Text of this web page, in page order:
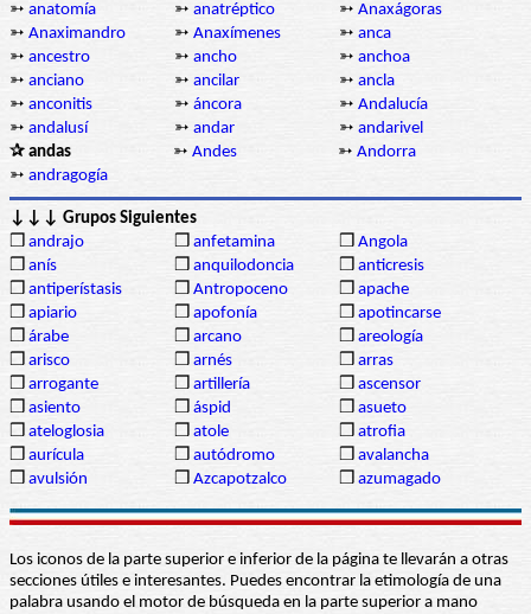
➳ anatomía ➳ anatréptico ➳ Anaxágoras
➳ Anaximandro ➳ Anaxímenes ➳ anca
➳ ancestro ➳ ancho ➳ anchoa
➳ anciano ➳ ancilar ➳ ancla
➳ anconitis ➳ áncora ➳ Andalucía
➳ andalusí ➳ andar ➳ andarivel
✰ andas
➳ Andes ➳ Andorra
➳ andragogía
↓↓↓ Grupos Siguientes
❒ andrajo ❒ anfetamina ❒ Angola
❒ anís ❒ anquilodoncia ❒ anticresis
❒ antiperístasis ❒ Antropoceno ❒ apache
❒ apiario ❒ apofonía ❒ apotincarse
❒ árabe ❒ arcano ❒ areología
❒ arisco ❒ arnés ❒ arras
❒ arrogante ❒ artillería ❒ ascensor
❒ asiento ❒ áspid ❒ asueto
❒ ateloglosia ❒ atole ❒ atrofia
❒ aurícula ❒ autódromo ❒ avalancha
❒ avulsión ❒ Azcapotzalco ❒ azumagado
Los iconos de la parte superior e inferior de la página te llevarán a otras
secciones útiles e interesantes. Puedes encontrar la etimología de una
palabra usando el motor de búsqueda en la parte superior a mano